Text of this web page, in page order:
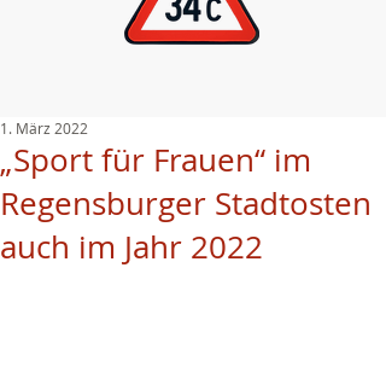
„Sport für Frauen“ im
Regensburger Stadtosten
auch im Jahr 2022
1. März 2022